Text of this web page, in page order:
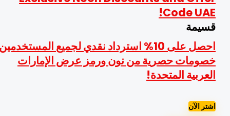
احصل على 10% استرداد نقدي لجميع المستخدمين |
حصرية من نون ورمز عرض الإمارات
المتحدة!
الآن